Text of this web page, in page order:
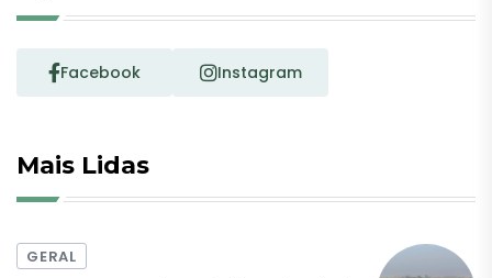
Facebook Instagram
Mais Lidas
GERAL